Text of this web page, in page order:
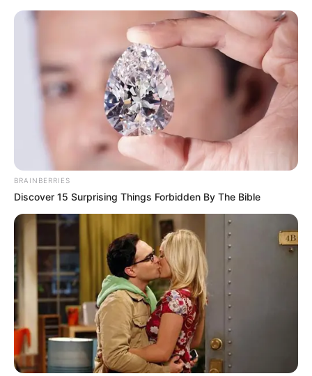
coelho da páscoa em eva
Enfeite de Páscoa
Artesanal: Aprenda a Fazer
um Coelho em EVA
18.079.935/0001-70
FBO Negócios de Treinamento e Marketing Digital
BRAINBERRIES
Discover 15 Surprising Things Forbidden By The Bible